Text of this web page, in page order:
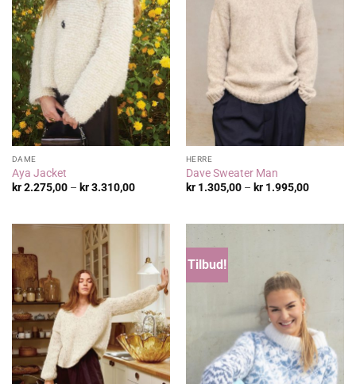
DAME
Aya Jacket
kr2.275,00 – kr3.310,00Prisområde:
HERRE
Dave Sweater Man
kr1.305,00 – kr1.995,00
Tilbud!